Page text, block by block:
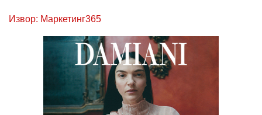
Извор: Маркетинг365